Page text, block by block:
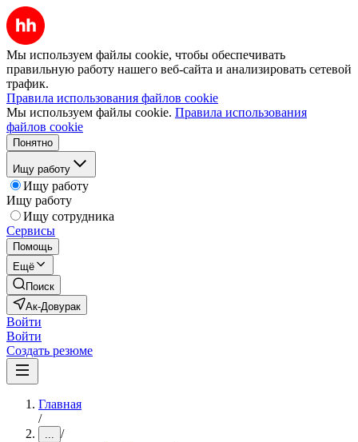
Мы используем файлы cookie, чтобы обеспечивать
правильную работу нашего веб-сайта и анализировать сетевой
трафик.
Правила использования файлов cookie
Мы используем файлы cookie. Правила использования
файлов cookie
Понятно
Ищу работу
Ищу работу
Ищу работу
Ищу сотрудника
Сервисы
Помощь
Ещё
Поиск
Ак-Довурак
Войти
Войти
Создать резюме
Главная
/
... /